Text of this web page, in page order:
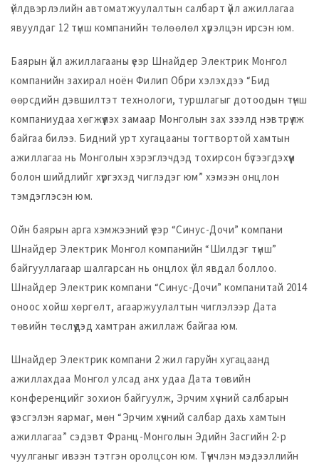
үйлдвэрлэлийн автоматжуулалтын салбарт үйл ажиллагаа
явуулдаг 12 түнш компанийн төлөөлөл хүрэлцэн ирсэн юм.
Баярын үйл ажиллагааны үеэр Шнайдер Электрик Монгол
компанийн захирал ноён Филип Обри хэлэхдээ “Бид
өөрсдийн дэвшилтэт технологи, туршлагыг дотоодын түнш
компаниудаа хөгжүүлэх замаар Монголын зах зээлд нэвтрүүлж
байгаа билээ. Бидний урт хугацааны тогтвортой хамтын
ажиллагаа нь Монголын хэрэглэчдэд тохирсон бүтээгдэхүүн
болон шийдлийг хүргэхэд чиглэдэг юм” хэмээн онцлон
тэмдэглэсэн юм.
Ойн баярын арга хэмжээний үеэр “Синус-Дочи” компани
Шнайдер Электрик Монгол компанийн “Шилдэг түнш”
байгууллагаар шалгарсан нь онцлох үйл явдал боллоо.
Шнайдер Электрик компани “Синус-Дочи” компанитай 2014
оноос хойш хөргөлт, агааржуулалтын чиглэлээр Дата
төвийн төслүүдэд хамтран ажиллаж байгаа юм.
Шнайдер Электрик компани 2 жил гаруйн хугацаанд
ажиллахдаа Монгол улсад анх удаа Дата төвийн
конференцийг зохион байгуулж, Эрчим хүчний салбарын
үзэсгэлэн яармаг, мөн “Эрчим хүчний салбар дахь хамтын
ажиллагаа” сэдэвт Франц-Монголын Эдийн Засгийн 2-р
чуулганыг ивээн тэтгэн оролцсон юм. Түүнчлэн мэдээллийн